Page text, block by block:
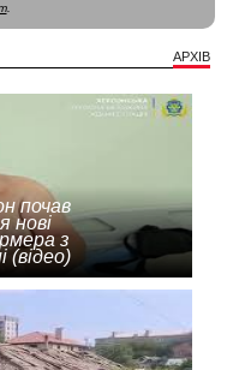
.
АРХІВ
почав
нові
з
(відео)